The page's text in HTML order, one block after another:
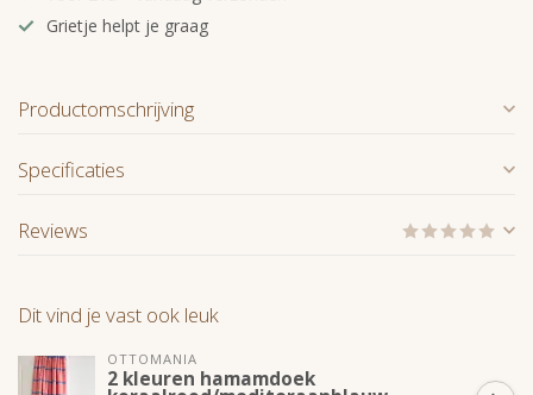
Grietje helpt je graag
Productomschrijving
Specificaties
Reviews
Dit vind je vast ook leuk
OTTOMANIA
2 kleuren hamamdoek